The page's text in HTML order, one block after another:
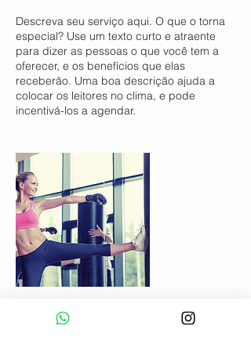
Descreva seu serviço aqui. O que o torna
especial? Use um texto curto e atraente
para dizer as pessoas o que você tem a
oferecer, e os benefícios que elas
receberão. Uma boa descrição ajuda a
colocar os leitores no clima, e pode
incentivá-los a agendar.